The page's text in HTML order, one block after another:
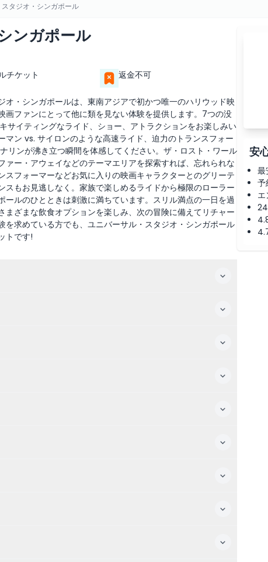
タジオ・シンガポール
ンガポール
チケット 返金不可
・シンガポールは、東南アジアで初かつ唯一のハリウッド映
ファンにとって他に類を見ない体験を提供します。7つの没
サイティングなライド、ショー、アトラクションをお楽しみい
ン vs. サイロンのような高速ライド、迫力のトランスフォー
リンが沸き立つ瞬間を体感してください。ザ・ロスト・ワール
ァー・アウェイなどのテーマエリアを探索すれば、忘れられな
フォーマーなどお気に入りの映画キャラクターとのグリーテ
もお見逃しなく。家族で楽しめるライドから極限のローラー
ルのひとときは刺激に満ちています。スリル満点の一日を過
ざまな飲食オプションを楽しみ、次の冒険に備えてリチャー
求めている方でも、ユニバーサル・スタジオ・シンガポール
トです!
安
最
予